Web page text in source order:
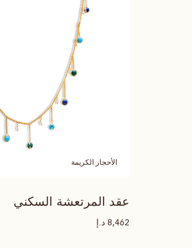
الأحجار الكريمة
عقد المرتعشة السكني
8,462 د.إ